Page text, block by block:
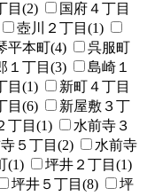
目(2)
国府４丁目
壺川２丁目(1)
平本町(4)
呉服町
１丁目(3)
島崎１
目(1)
新町４丁目
目(6)
新屋敷３丁
丁目(1)
水前寺３
５丁目(2)
水前寺
(1)
坪井２丁目(1)
坪井５丁目(8)
坪